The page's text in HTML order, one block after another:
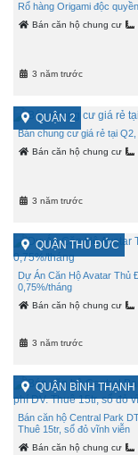
Rổ hàng Origami độc
Bán căn hộ chung cư
3 năm trước
QUẬN 2
Bán chung cư giá rẻ tại
Bán căn hộ chung cư
3 năm trước
QUẬN THỦ ĐỨC
Dự Án Căn Hộ Avatar Thủ
0,75%/tháng
Bán căn hộ chung cư
3 năm trước
QUẬN BÌNH THẠNH
Bán căn hộ Central Park
Thuê 15tr, sổ đỏ vĩnh viễn
Bán căn hộ chung cư